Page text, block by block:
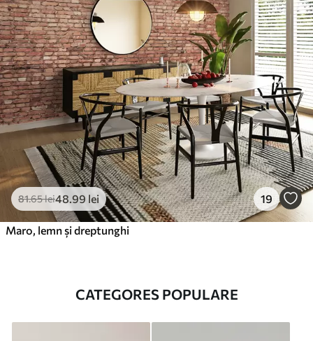
81.65lei48 .99 lei 19
Maro, lemn și dreptunghi
CATEGORES POPULARE